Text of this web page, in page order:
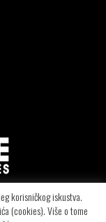
106 - 24000 Subotica -
korisničkog iskustva.
(cookies). Više o tome